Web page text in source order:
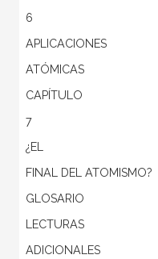
6
APLICACIONES
ATÓMICAS
CAPÍTULO
7
¿EL
FINAL DEL ATOMISMO?
GLOSARIO
LECTURAS
ADICIONALES